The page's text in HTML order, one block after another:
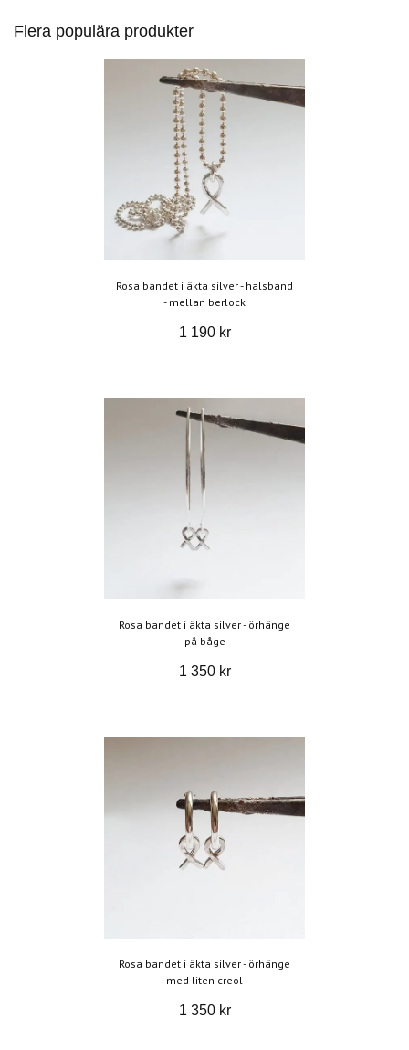
Flera populära produkter
Rosa bandet i äkta silver - halsband
- mellan berlock
1 190 kr
Rosa bandet i äkta silver - örhänge
på båge
1 350 kr
Rosa bandet i äkta silver - örhänge
med liten creol
1 350 kr